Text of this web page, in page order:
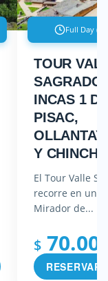
Full Day
TOUR
SAGRADO
INCAS 1
PISAC,
Y
El Tour Valle
recorre en un
Mirador de...
$ 70.00
RESERVAR